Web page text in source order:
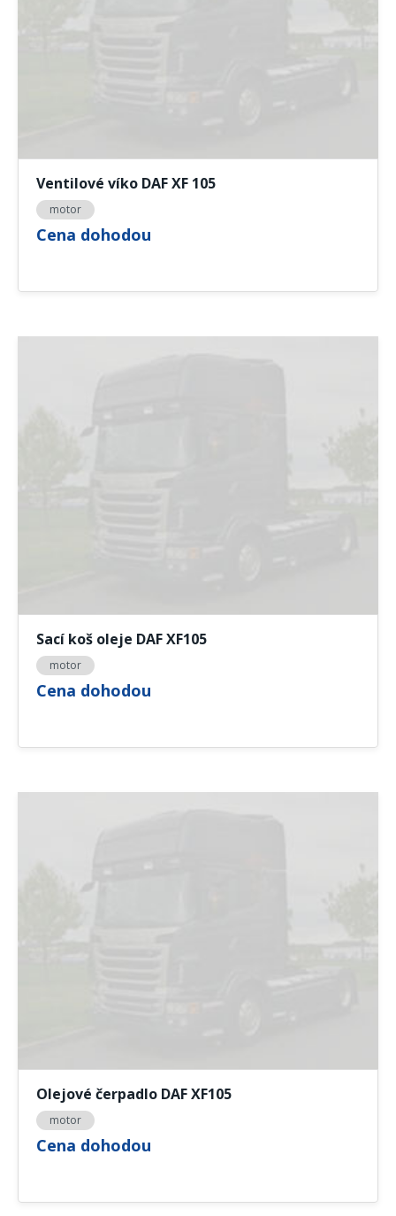
Ventilové víko DAF XF 105
motor
Cena dohodou
Sací koš oleje DAF XF105
motor
Cena dohodou
Olejové čerpadlo DAF XF105
motor
Cena dohodou